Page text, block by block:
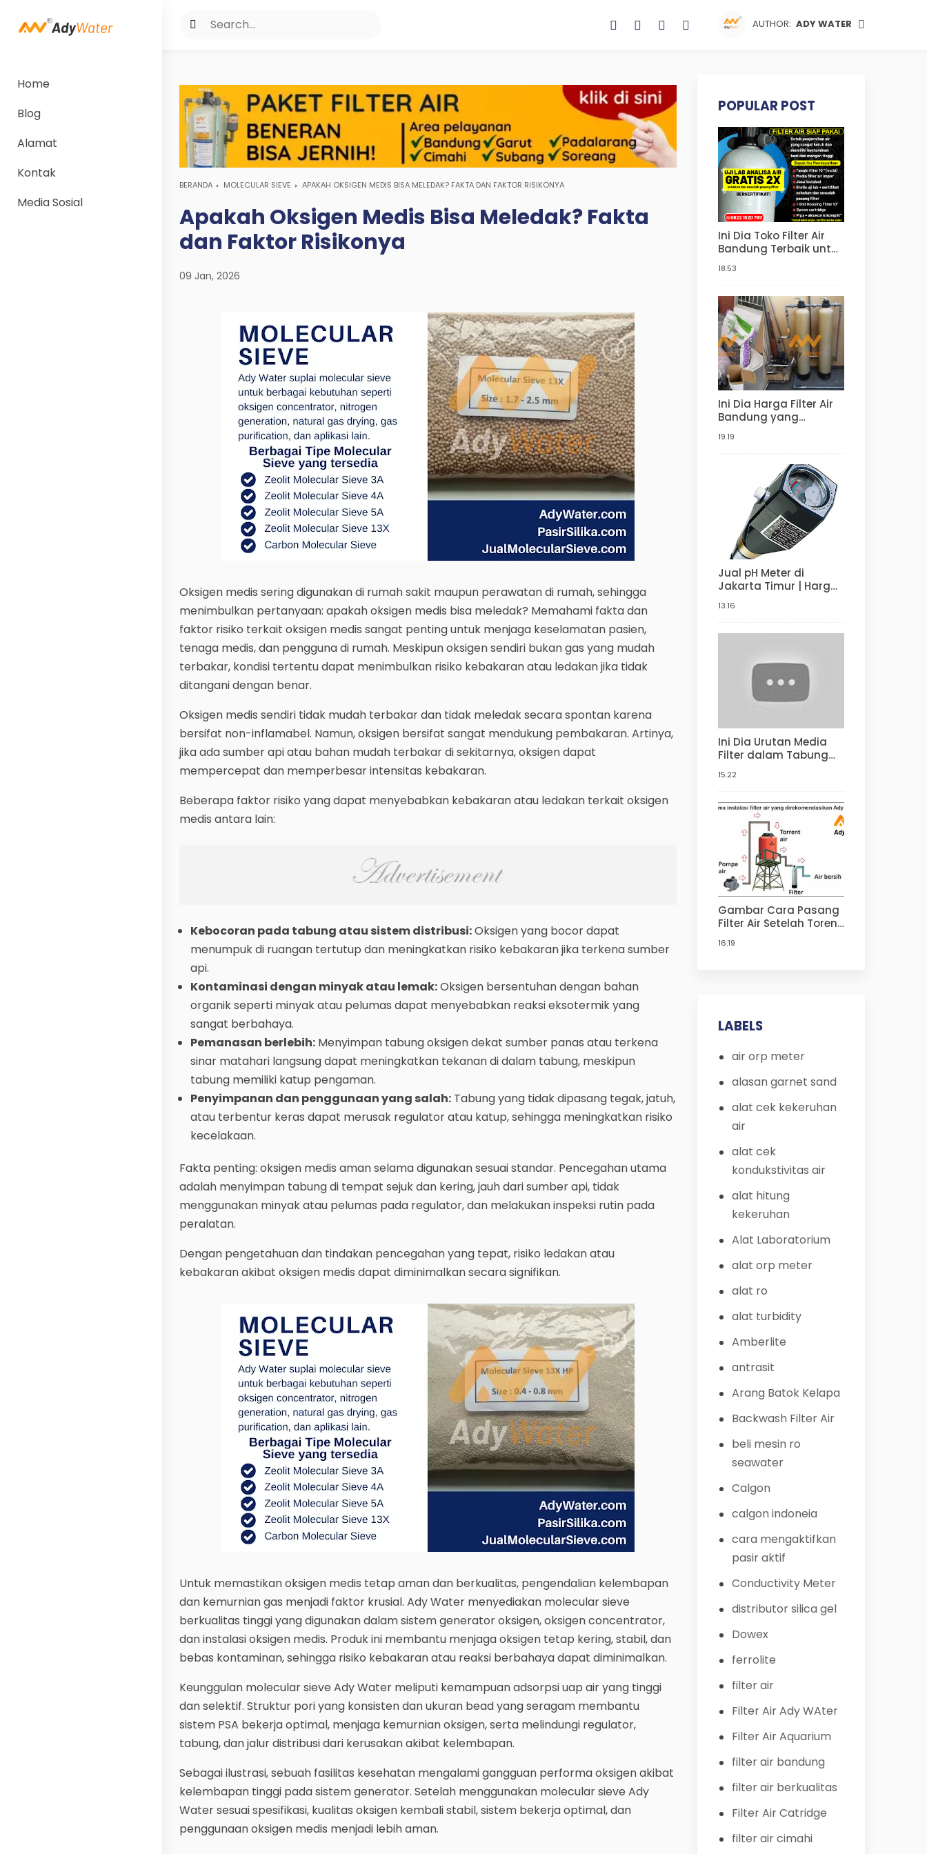
AUTHOR: ADY WATER
Home
Blog
Alamat
Kontak
Media Sosial
BERANDA MOLECULAR SIEVE APAKAH OKSIGEN MEDIS BISA MELEDAK? FAKTA DAN FAKTOR RISIKONYA
Apakah Oksigen Medis Bisa Meledak? Fakta
dan Faktor Risikonya
09 Jan, 2026
Oksigen medis sering digunakan di rumah sakit maupun perawatan di rumah, sehingga
menimbulkan pertanyaan: apakah oksigen medis bisa meledak? Memahami fakta dan
faktor risiko terkait oksigen medis sangat penting untuk menjaga keselamatan pasien,
tenaga medis, dan pengguna di rumah. Meskipun oksigen sendiri bukan gas yang mudah
terbakar, kondisi tertentu dapat menimbulkan risiko kebakaran atau ledakan jika tidak
ditangani dengan benar.
Oksigen medis sendiri tidak mudah terbakar dan tidak meledak secara spontan karena
bersifat non-inflamabel. Namun, oksigen bersifat sangat mendukung pembakaran. Artinya,
jika ada sumber api atau bahan mudah terbakar di sekitarnya, oksigen dapat
mempercepat dan memperbesar intensitas kebakaran.
Beberapa faktor risiko yang dapat menyebabkan kebakaran atau ledakan terkait oksigen
medis antara lain:
Kebocoran pada tabung atau sistem distribusi:Oksigen yang bocor dapat
menumpuk di ruangan tertutup dan meningkatkan risiko kebakaran jika terkena sumber
api.
Kontaminasi dengan minyak atau lemak:Oksigen bersentuhan dengan bahan
organik seperti minyak atau pelumas dapat menyebabkan reaksi eksotermik yang
sangat berbahaya.
Pemanasan berlebih: Menyimpan tabung oksigen dekat sumber panas atau terkena
sinar matahari langsung dapat meningkatkan tekanan di dalam tabung, meskipun
tabung memiliki katup pengaman.
Penyimpanan dan penggunaan yang salah: Tabung yang tidak dipasang tegak, jatuh,
atau terbentur keras dapat merusak regulator atau katup, sehingga meningkatkan risiko
kecelakaan.
Fakta penting: oksigen medis aman selama digunakan sesuai standar. Pencegahan utama
adalah menyimpan tabung di tempat sejuk dan kering, jauh dari sumber api, tidak
menggunakan minyak atau pelumas pada regulator, dan melakukan inspeksi rutin pada
peralatan.
Dengan pengetahuan dan tindakan pencegahan yang tepat, risiko ledakan atau
kebakaran akibat oksigen medis dapat diminimalkan secara signifikan.
Untuk memastikan oksigen medis tetap aman dan berkualitas, pengendalian kelembapan
dan kemurnian gas menjadi faktor krusial. Ady Water menyediakan molecular sieve
berkualitas tinggi yang digunakan dalam sistem generator oksigen, oksigen concentrator,
dan instalasi oksigen medis. Produk ini membantu menjaga oksigen tetap kering, stabil, dan
bebas kontaminan, sehingga risiko kebakaran atau reaksi berbahaya dapat diminimalkan.
Keunggulan molecular sieve Ady Water meliputi kemampuan adsorpsi uap air yang tinggi
dan selektif. Struktur pori yang konsisten dan ukuran bead yang seragam membantu
sistem PSA bekerja optimal, menjaga kemurnian oksigen, serta melindungi regulator,
tabung, dan jalur distribusi dari kerusakan akibat kelembapan.
Sebagai ilustrasi, sebuah fasilitas kesehatan mengalami gangguan performa oksigen akibat
kelembapan tinggi pada sistem generator. Setelah menggunakan molecular sieve Ady
Water sesuai spesifikasi, kualitas oksigen kembali stabil, sistem bekerja optimal, dan
penggunaan oksigen medis menjadi lebih aman.
POPULAR POST
Ini Dia Toko Filter Air
Bandung Terbaik untuk
Ibu | Jual Tabung Filter
Harga Filter Air Sumur
Murah
18.53
Ini Dia Harga Filter Air
Bandung yang
Terjangkau,
Berkualitas, dan Bisa
Anda | Penjernih Air
Berkualitas dari ady
19.19
Jual pH Meter di
Jakarta Timur | Harga
Takemura DM5
13.16
Ini Dia Urutan Media
Filter dalam Tabung
15.22
Gambar Cara Pasang
Filter Air Setelah Toren
Pasang Filter Air
16.19
LABELS
air orp meter
alasan garnet sand
alat cek kekeruhan
air
alat cek
kondukstivitas air
alat hitung
kekeruhan
Alat Laboratorium
alat orp meter
alat ro
alat turbidity
Amberlite
antrasit
Arang Batok Kelapa
Backwash Filter Air
beli mesin ro
seawater
Calgon
calgon indoneia
cara mengaktifkan
pasir aktif
Conductivity Meter
distributor silica gel
Dowex
ferrolite
filter air
Filter Air Ady WAter
Filter Air Aquarium
filter air bandung
filter air berkualitas
Filter Air Catridge
filter air cimahi